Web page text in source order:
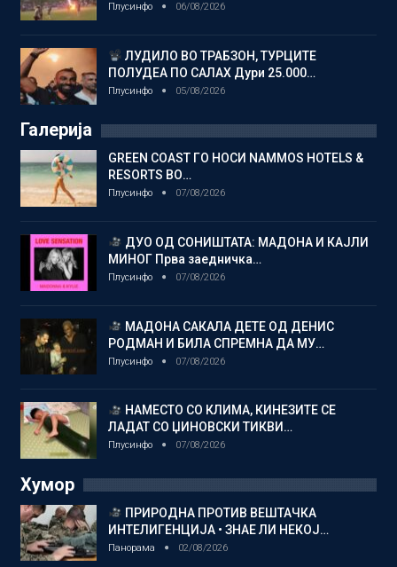
Плусинфо 06/08/2026
ЛУДИЛО ВО ТРАБЗОН, ТУРЦИТЕ
ПОЛУДЕА ПО САЛАХ Дури 25.000…
Плусинфо 05/08/2026
Галерија
GREEN COAST ГО НОСИ NAMMOS HOTELS &
RESORTS ВО…
Плусинфо 07/08/2026
ДУО ОД СОНИШТАТА: МАДОНА И КАЈЛИ
МИНОГ Прва заедничка…
Плусинфо 07/08/2026
МАДОНА САКАЛА ДЕТЕ ОД ДЕНИС
РОДМАН И БИЛА СПРЕМНА ДА МУ…
Плусинфо 07/08/2026
НАМЕСТО СО КЛИМА, КИНЕЗИТЕ СЕ
ЛАДАТ СО ЏИНОВСКИ ТИКВИ…
Плусинфо 07/08/2026
Хумор
ПРИРОДНА ПРОТИВ ВЕШТАЧКА
ИНТЕЛИГЕНЦИЈА • ЗНАЕ ЛИ НЕКОЈ…
Панорама 02/08/2026